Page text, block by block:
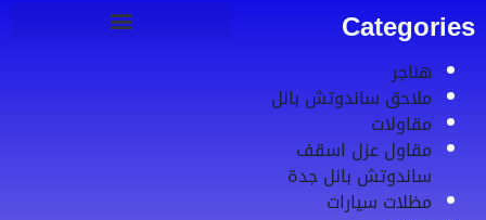
Categories
هناجر
ملاحق ساندوتش بانل
مقاولات
مقاول عزل اسقف
ساندوتش بانل جدة
مظلات سيارات